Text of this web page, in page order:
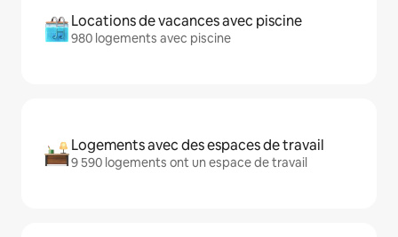
Locations de vacances avec piscine
980 logements avec piscine
Logements avec des espaces de travail
9 590 logements ont un espace de travail